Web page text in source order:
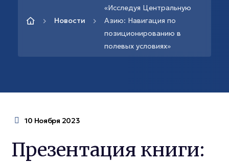
Новости
«Исследуя Центральную
Азию: Навигация по
позиционированию в
полевых условиях»
10 Ноября 2023
Презентация книги: